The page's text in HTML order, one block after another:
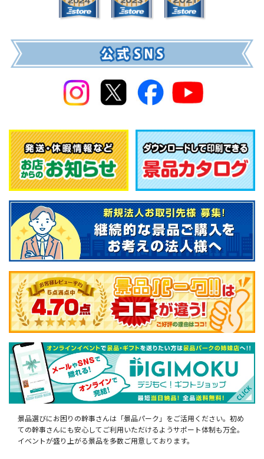
景品選びにお困りの幹事さんは「景品パーク」をご活用ください。初め
ての幹事さんにも安心してご利用いただけるようサポート体制も万全。
イベントが盛り上がる景品を多数ご用意しております。